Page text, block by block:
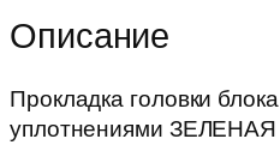
ЗЕЛЕНАЯ
658.
Описание
Прокладка головки
уплотнениями ЗЕЛЕНАЯ